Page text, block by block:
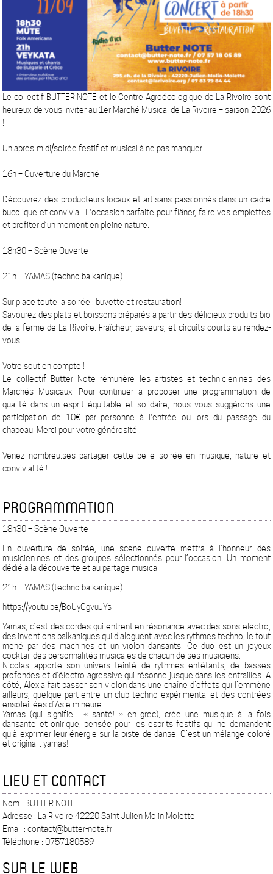
Le collectif BUTTER NOTE et le Centre Agroécologique de La Rivoire sont
heureux de vous inviter au 1er Marché Musical de La Rivoire – saison 2026
!
Un après-midi/soirée festif et musical à ne pas manquer !
16h – Ouverture du Marché
Découvrez des producteurs locaux et artisans passionnés dans un cadre
bucolique et convivial. L'occasion parfaite pour flâner, faire vos emplettes
et profiter d’un moment en pleine nature.
18h30 – Scène Ouverte
21h – YAMAS (techno balkanique)
Sur place toute la soirée : buvette et restauration!
Savourez des plats et boissons préparés à partir des délicieux produits bio
de la ferme de La Rivoire. Fraîcheur, saveurs, et circuits courts au rendez-
vous !
Votre soutien compte !
Le collectif Butter Note rémunère les artistes et technicien·nes des
Marchés Musicaux. Pour continuer à proposer une programmation de
qualité dans un esprit équitable et solidaire, nous vous suggérons une
participation de 10€ par personne à l'entrée ou lors du passage du
chapeau. Merci pour votre générosité !
Venez nombreu.ses partager cette belle soirée en musique, nature et
convivialité !
PROGRAMMATION
18h30 – Scène Ouverte
En ouverture de soirée, une scène ouverte mettra à l’honneur des
musicien.nes et des groupes sélectionnés pour l’occasion. Un moment
dédié à la découverte et au partage musical.
21h – YAMAS (techno balkanique)
https://youtu.be/BoUyGgvuJYs
Yamas, c’est des cordes qui entrent en résonance avec des sons electro,
des inventions balkaniques qui dialoguent avec les rythmes techno, le tout
mené par des machines et un violon dansants. Ce duo est un joyeux
cocktail des personnalités musicales de chacun de ses musiciens.
Nicolas apporte son univers teinté de rythmes entêtants, de basses
profondes et d’électro agressive qui résonne jusque dans les entrailles. A
côté, Alexia fait passer son violon dans une chaîne d’effets qui l’emmène
ailleurs, quelque part entre un club techno expérimental et des contrées
ensoleillées d’Asie mineure.
Yamas (qui signifie : « santé! » en grec), crée une musique à la fois
dansante et onirique, pensée pour les esprits festifs qui ne demandent
qu’à exprimer leur énergie sur la piste de danse. C’est un mélange coloré
et original : yamas!
LIEU ET CONTACT
Nom : BUTTER NOTE
Adresse : La RIvoire 42220 Saint Julien Molin Molette
Email : contact@butter-note.fr
Téléphone : 0757180589
SUR LE WEB